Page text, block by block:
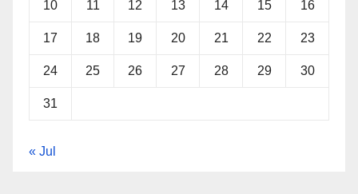
10 11 12 13 14 15 16
17 18 19 20 21 22 23
24 25 26 27 28 29 30
31
« Jul